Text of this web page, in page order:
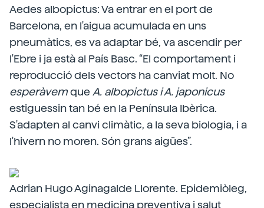
Aedes albopictus: Va entrar en el port de
Barcelona, en l'aigua acumulada en uns
pneumàtics, es va adaptar bé, va ascendir per
l'Ebre i ja està al País Basc. “El comportament i
reproducció dels vectors ha canviat molt. No
esperàvemque A. albopictus i A. japonicus
estiguessin tan bé en la Península Ibèrica.
S'adapten al canvi climàtic, a la seva biologia, i a
l'hivern no moren. Són grans aigües”.
Adrian Hugo Aginagalde Llorente. Epidemiòleg,
especialista en medicina preventiva i salut